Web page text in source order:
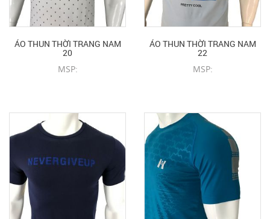
ÁO THUN THỜI TRANG NAM
20
MSP:
ÁO THUN THỜI TRANG NAM
22
MSP: